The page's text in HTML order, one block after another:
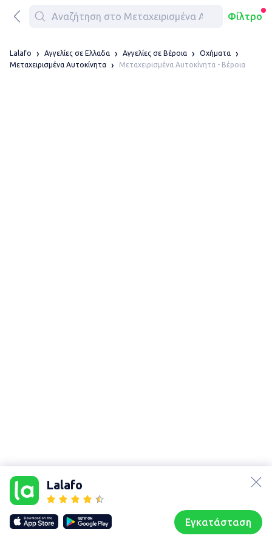
Φίλτρο
Lalafo
Εγκατάσταση
Lalafo Αγγελίες σε Ελλαδα Αγγελίες σε Βέροια
Οχήματα
Μεταχειρισμένα Αυτοκίνητα
Μεταχειρισμένα Αυτοκίνητα - Βέροια
Our websites
lalafo.kg
lalafo.rs
lalafo.pl
Sitemap
Χάρτης
Συζητήσεις Προφίλ